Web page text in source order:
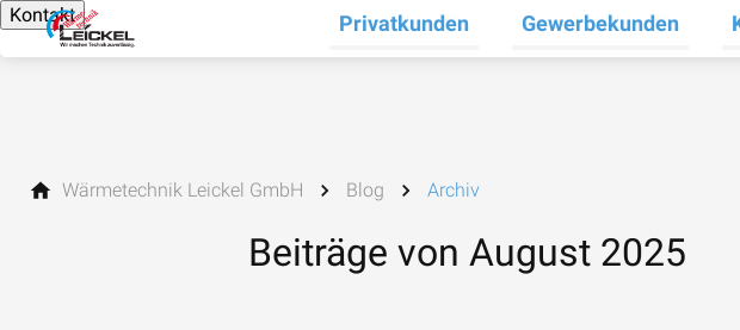
Kontakt Privatkunden
Untermenü für
Gewerbekunden
Wärmetechnik Leickel GmbH Blog Archiv
Beiträge von August 2025